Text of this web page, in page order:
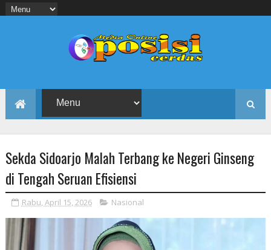
Sekda Sidoarjo Malah Terbang ke Negeri Ginseng
di Tengah Seruan Efisiensi
Rabu, April 15, 2026 Nasional